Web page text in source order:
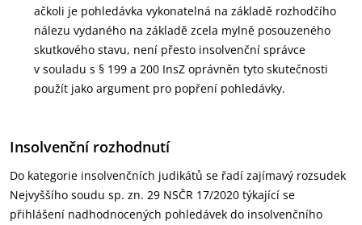
ačkoli je pohledávka vykonatelná na základě rozhodčího
nálezu vydaného na základě zcela mylně posouzeného
skutkového stavu, není přesto insolvenční správce
v souladu s § 199 a 200 InsZ oprávněn tyto skutečnosti
použít jako argument pro popření pohledávky.
Insolvenční rozhodnutí
Do kategorie insolvenčních judikátů se řadí zajímavý rozsudek
Nejvyššího soudu sp. zn. 29 NSČR 17/2020 týkající se
přihlášení nadhodnocených pohledávek do insolvenčního